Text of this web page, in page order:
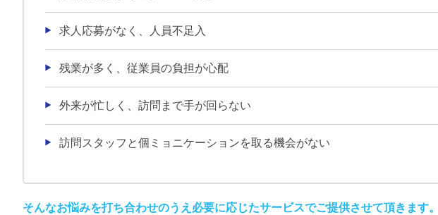
求人応募がなく、人員不足入
残業が多く、従業員の負担が心配
外来が忙しく、訪問まで手が回らない
訪問スタッフと個ミョニケーションを取る機会がない
そんなお悩みを打ち合わせのうえ必要に応じたサービスでご提供させて頂きます。